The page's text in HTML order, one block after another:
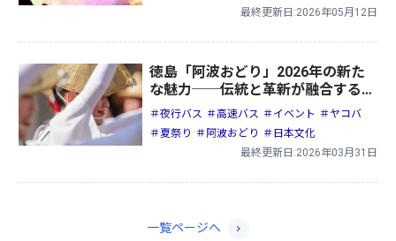
最終更新日:2026年05月12日
徳島「阿波おどり」2026年の新た
な魅力──伝統と革新が融合する夏
の祭典
＃夜行バス ＃高速バス ＃イベント ＃ヤコバ
＃夏祭り ＃阿波おどり ＃日本文化
最終更新日:2026年03月31日
一覧ページへ